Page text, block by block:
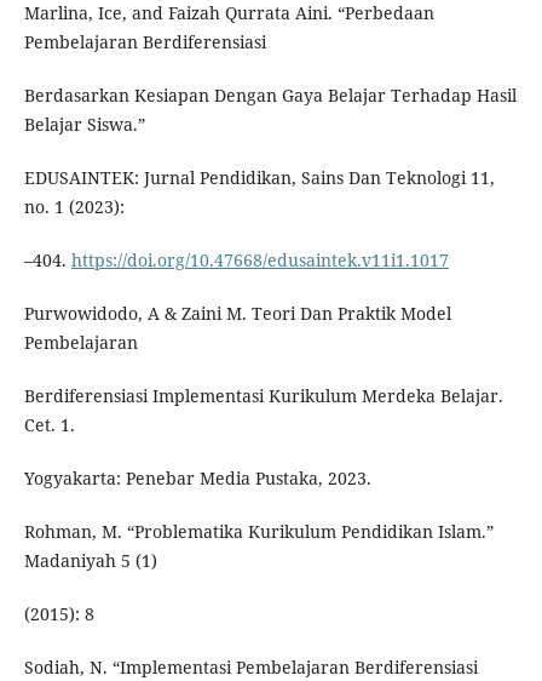
Marlina, Ice, and Faizah Qurrata Aini. “Perbedaan
Pembelajaran Berdiferensiasi
Berdasarkan Kesiapan Dengan Gaya Belajar Terhadap Hasil
Belajar Siswa.”
EDUSAINTEK: Jurnal Pendidikan, Sains Dan Teknologi 11,
no. 1 (2023):
–404. https://doi.org/10.47668/edusaintek.v11i1.1017
Purwowidodo, A & Zaini M. Teori Dan Praktik Model
Pembelajaran
Berdiferensiasi Implementasi Kurikulum Merdeka Belajar.
Cet. 1.
Yogyakarta: Penebar Media Pustaka, 2023.
Rohman, M. “Problematika Kurikulum Pendidikan Islam.”
Madaniyah 5 (1)
(2015): 8
Sodiah, N. “Implementasi Pembelajaran Berdiferensiasi